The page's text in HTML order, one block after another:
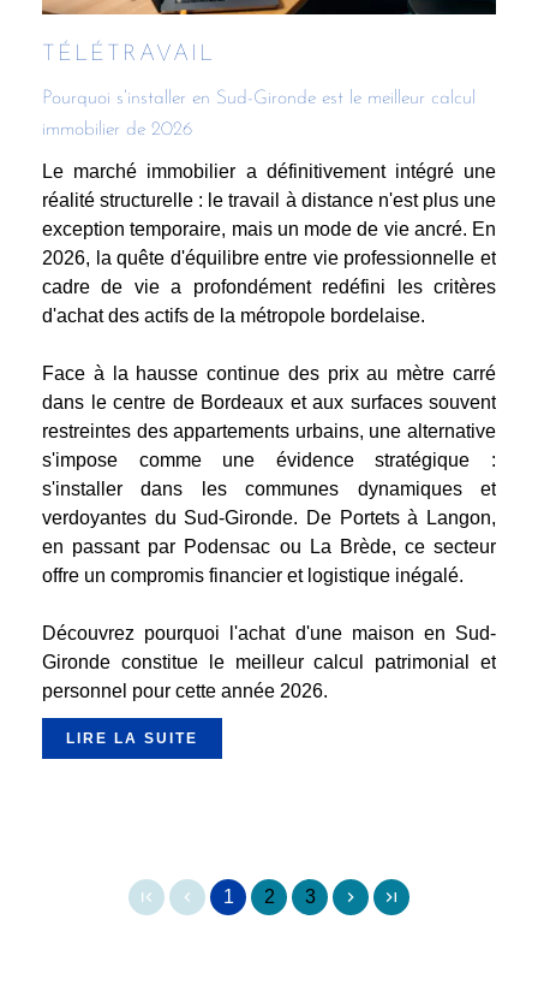
TÉLÉTRAVAIL
Pourquoi s’installer en Sud-Gironde est le meilleur calcul
immobilier de 2026
Le marché immobilier a définitivement intégré une
réalité structurelle : le travail à distance n'est plus une
exception temporaire, mais un mode de vie ancré. En
2026, la quête d'équilibre entre vie professionnelle et
cadre de vie a profondément redéfini les critères
d'achat des actifs de la métropole bordelaise.
Face à la hausse continue des prix au mètre carré
dans le centre de Bordeaux et aux surfaces souvent
restreintes des appartements urbains, une alternative
s'impose comme une évidence stratégique :
s'installer dans les communes dynamiques et
verdoyantes du Sud-Gironde. De Portets à Langon,
en passant par Podensac ou La Brède, ce secteur
offre un compromis financier et logistique inégalé.
Découvrez pourquoi l'achat d'une maison en Sud-
Gironde constitue le meilleur calcul patrimonial et
personnel pour cette année 2026.
LIRE LA SUITE
1 2 3